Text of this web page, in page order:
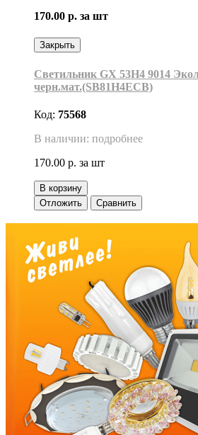
170.00 р. за шт
Закрыть
Светильник GX 53H4 9014
черн.мат.(SB81H4ECB)
Код: 75568
В наличии: подробнее
170.00 р. за шт
В корзину
Отложить
Сравнить